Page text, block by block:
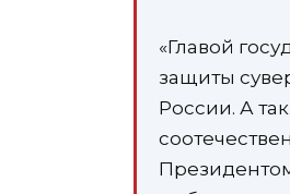
«Главой
защиты
России. А